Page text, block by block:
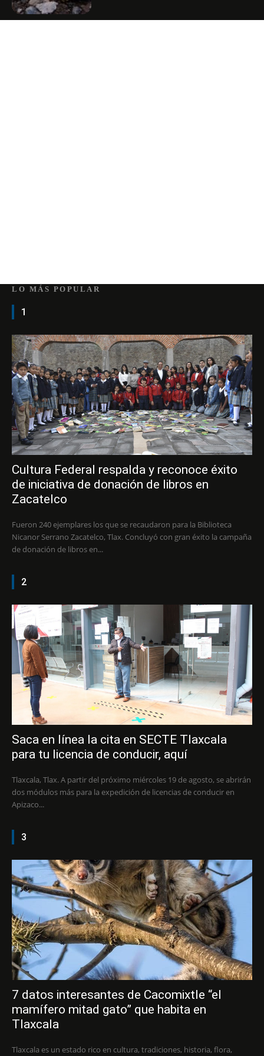
LO MÁS POPULAR
1
Cultura Federal respalda y reconoce éxito
de iniciativa de donación de libros en
Zacatelco
Fueron 240 ejemplares los que se recaudaron para la Biblioteca
Nicanor Serrano Zacatelco, Tlax. Concluyó con gran éxito la campaña
de donación de libros en...
2
Saca en línea la cita en SECTE Tlaxcala
para tu licencia de conducir, aquí
Tlaxcala, Tlax. A partir del próximo miércoles 19 de agosto, se abrirán
dos módulos más para la expedición de licencias de conducir en
Apizaco...
3
7 datos interesantes de Cacomixtle “el
mamífero mitad gato” que habita en
Tlaxcala
Tlaxcala es un estado rico en cultura, tradiciones, historia, flora,